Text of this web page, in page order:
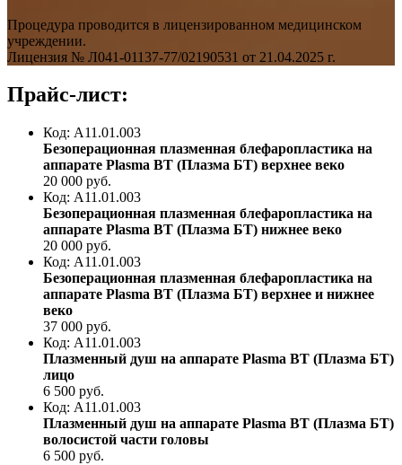
Процедура проводится в лицензированном медицинском
учреждении.
Лицензия № Л041-01137-77/02190531 от 21.04.2025 г.
Прайс-лист:
Код: A11.01.003
Безоперационная плазменная блефаропластика на
аппарате Plasma BT (Плазма БТ) верхнее веко
20 000 руб.
Код: A11.01.003
Безоперационная плазменная блефаропластика на
аппарате Plasma BT (Плазма БТ) нижнее веко
20 000 руб.
Код: A11.01.003
Безоперационная плазменная блефаропластика на
аппарате Plasma BT (Плазма БТ) верхнее и нижнее
веко
37 000 руб.
Код: A11.01.003
Плазменный душ на аппарате Plasma BT (Плазма БТ)
лицо
6 500 руб.
Код: A11.01.003
Плазменный душ на аппарате Plasma BT (Плазма БТ)
волосистой части головы
6 500 руб.